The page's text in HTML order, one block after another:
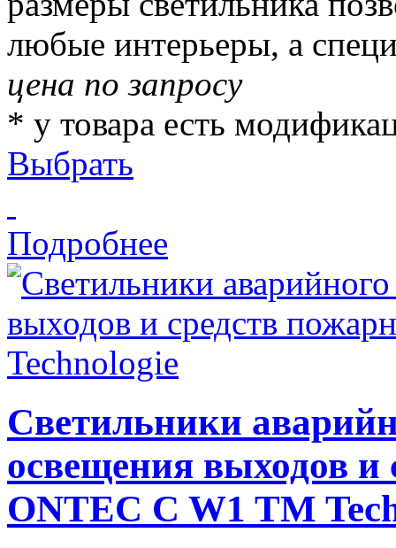
любые интерьеры, а
цена по запросу
* у товара есть
Выбрать
Подробнее
Светильники
освещения выходов
ONTEC C W1 TM